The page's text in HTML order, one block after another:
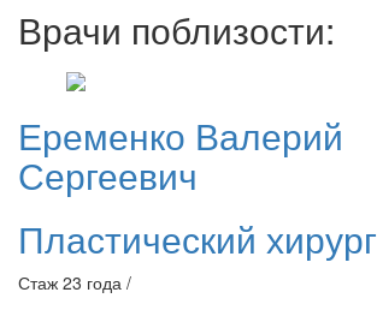
Врачи поблизости:
Еременко Валерий
Сергеевич
Пластический хирург
Стаж 23 года /